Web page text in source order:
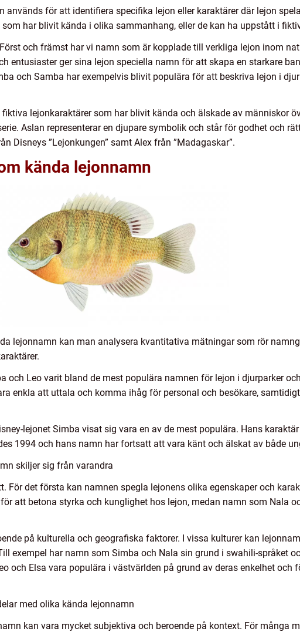
används för att identifiera specifika lejon eller karaktärer där lejon
har blivit kända i olika sammanhang, eller de kan ha uppstått i
och främst har vi namn som är kopplade till verkliga lejon inom
entusiaster ger sina lejon speciella namn för att skapa en starkare
och Samba har exempelvis blivit populära för att beskriva lejon i
lejonkaraktärer som har blivit kända och älskade av människor
Aslan representerar en djupare symbolik och står för godhet och
Disneys ”Lejonkungen” samt Alex från ”Madagaskar”.
kända lejonnamn
lejonnamn kan man analysera kvantitativa mätningar som rör
och Leo varit bland de mest populära namnen för lejon i djurparker
enkla att uttala och komma ihåg för personal och besökare,
lejonet Simba visat sig vara en av de mest populära. Hans
1994 och hans namn har fortsatt att vara känt och älskat av både
skiljer sig från varandra
För det första kan namnen spegla lejonens olika egenskaper och
att betona styrka och kunglighet hos lejon, medan namn som Nala
på kulturella och geografiska faktorer. I vissa kulturer kan
exempel har namn som Simba och Nala sin grund i swahili-språket
och Elsa vara populära i västvärlden på grund av deras enkelhet och
med olika kända lejonnamn
kan vara mycket subjektiva och beroende på kontext. För många